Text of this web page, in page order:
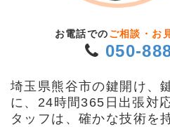
お電話での ご相談・お
050-
埼玉県熊谷市の鍵開け、
に、24時間365日出張対
タッフは、確かな技術を